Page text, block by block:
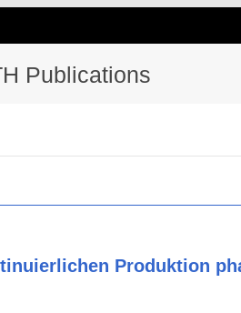
Publications
Produktion